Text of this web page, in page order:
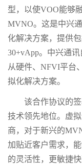
型，以使VOO能够
MVNO。这是中兴
化解决方案，提供
30+vApp。中兴通
从硬件、NFVI平台
拟化解决方案。
该合作协议的
技术领先地位。虚
商，对于新兴的
加贴近客户需求，
的灵活性，更敏捷